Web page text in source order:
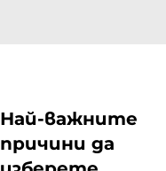
Най-важните
причини да